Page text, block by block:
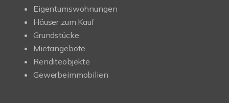
Eigentumswohnungen
Häuser zum Kauf
Grundstücke
Mietangebote
Renditeobjekte
Gewerbeimmobilien